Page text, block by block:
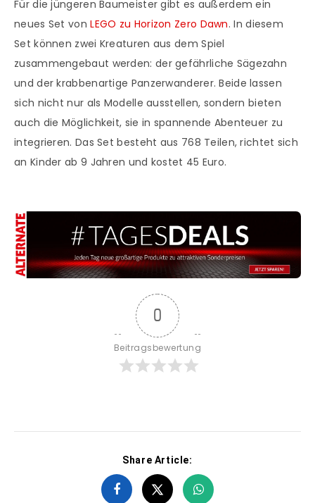
Für die jüngeren Baumeister gibt es außerdem ein
neues Set vonLEGO zu Horizon Zero Dawn. In diesem
Set können zwei Kreaturen aus dem Spiel
zusammengebaut werden: der gefährliche Sägezahn
und der krabbenartige Panzerwanderer. Beide lassen
sich nicht nur als Modelle ausstellen, sondern bieten
auch die Möglichkeit, sie in spannende Abenteuer zu
integrieren. Das Set besteht aus 768 Teilen, richtet sich
an Kinder ab 9 Jahren und kostet 45 Euro.
0
Beitragsbewertung
Share Article: